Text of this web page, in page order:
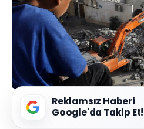
Reklamsız Haberi
Google'da Takip Et!